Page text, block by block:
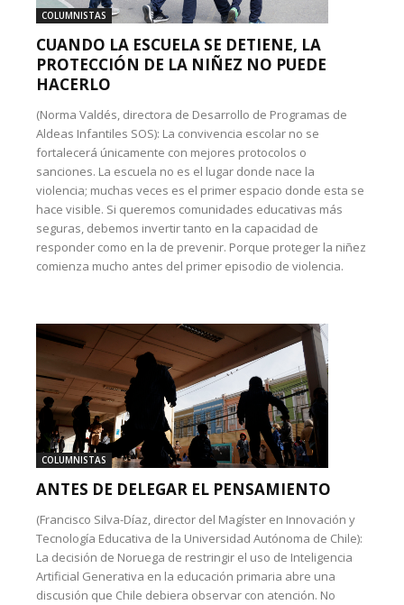
COLUMNISTAS
CUANDO LA ESCUELA SE DETIENE, LA
PROTECCIÓN DE LA NIÑEZ NO PUEDE
HACERLO
(Norma Valdés, directora de Desarrollo de Programas de
Aldeas Infantiles SOS): La convivencia escolar no se
fortalecerá únicamente con mejores protocolos o
sanciones. La escuela no es el lugar donde nace la
violencia; muchas veces es el primer espacio donde esta se
hace visible. Si queremos comunidades educativas más
seguras, debemos invertir tanto en la capacidad de
responder como en la de prevenir. Porque proteger la niñez
comienza mucho antes del primer episodio de violencia.
COLUMNISTAS
ANTES DE DELEGAR EL PENSAMIENTO
(Francisco Silva-Díaz, director del Magíster en Innovación y
Tecnología Educativa de la Universidad Autónoma de Chile):
La decisión de Noruega de restringir el uso de Inteligencia
Artificial Generativa en la educación primaria abre una
discusión que Chile debiera observar con atención. No